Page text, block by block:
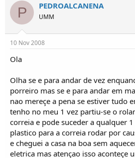
P PEDROALCANENA
UMM
10 Nov 2008
Ola
Olha se e para andar de vez
porreiro mas se e para andar em
nao mereçe a pena se estiver tudo
tenho no meu 1 vez partiu-se o
correia e pode suceder a qualquer
plastico para a correia rodar por
e cheguei a casa na boa sem
eletrica mas atençao isso aconteçe